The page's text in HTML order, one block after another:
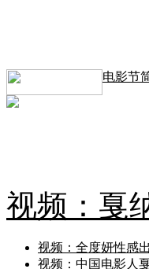
电影节
视频：戛
视频：全度妍性感
视频：中国电影人